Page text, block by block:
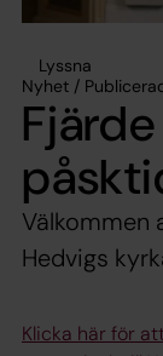
Lyssna
Nyhet /
Hedvigs
Klicka här för